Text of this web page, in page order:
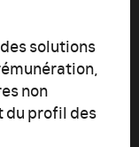
solutions
non
profil des